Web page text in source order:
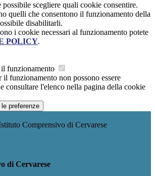
possibile scegliere quali cookie consentire.
quelli che consentono il funzionamento della
disabilitarli.
i cookie necessari al funzionamento potete
POLICY.
funzionamento
il funzionamento non possono essere
consultare l'elenco nella pagina della cookie
preferenze
Comprensivo di Cervarese
di Cervarese